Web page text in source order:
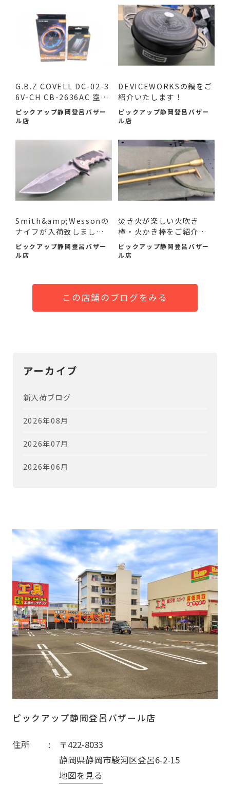
G.B.Z COVELL DC-02-3
6V-CH CB-2636AC 空調
作業服...
ピックアップ静岡登呂バザー
ル店
DEVICEWORKSの鍋をご
紹介いたします！
ピックアップ静岡登呂バザー
ル店
Smith&amp;Wessonの
ナイフが入荷致しまし
た！
ピックアップ静岡登呂バザー
ル店
焚き火が楽しい火吹き
棒・火かき棒をご紹介い
たし...
ピックアップ静岡登呂バザー
ル店
この店舗のブログをみる
アーカイブ
新入荷ブログ
2026年08月
2026年07月
2026年06月
ピックアップ静岡登呂バザール店
住所
〒422-8033
静岡県静岡市駿河区登呂6-2-15
地図を見る